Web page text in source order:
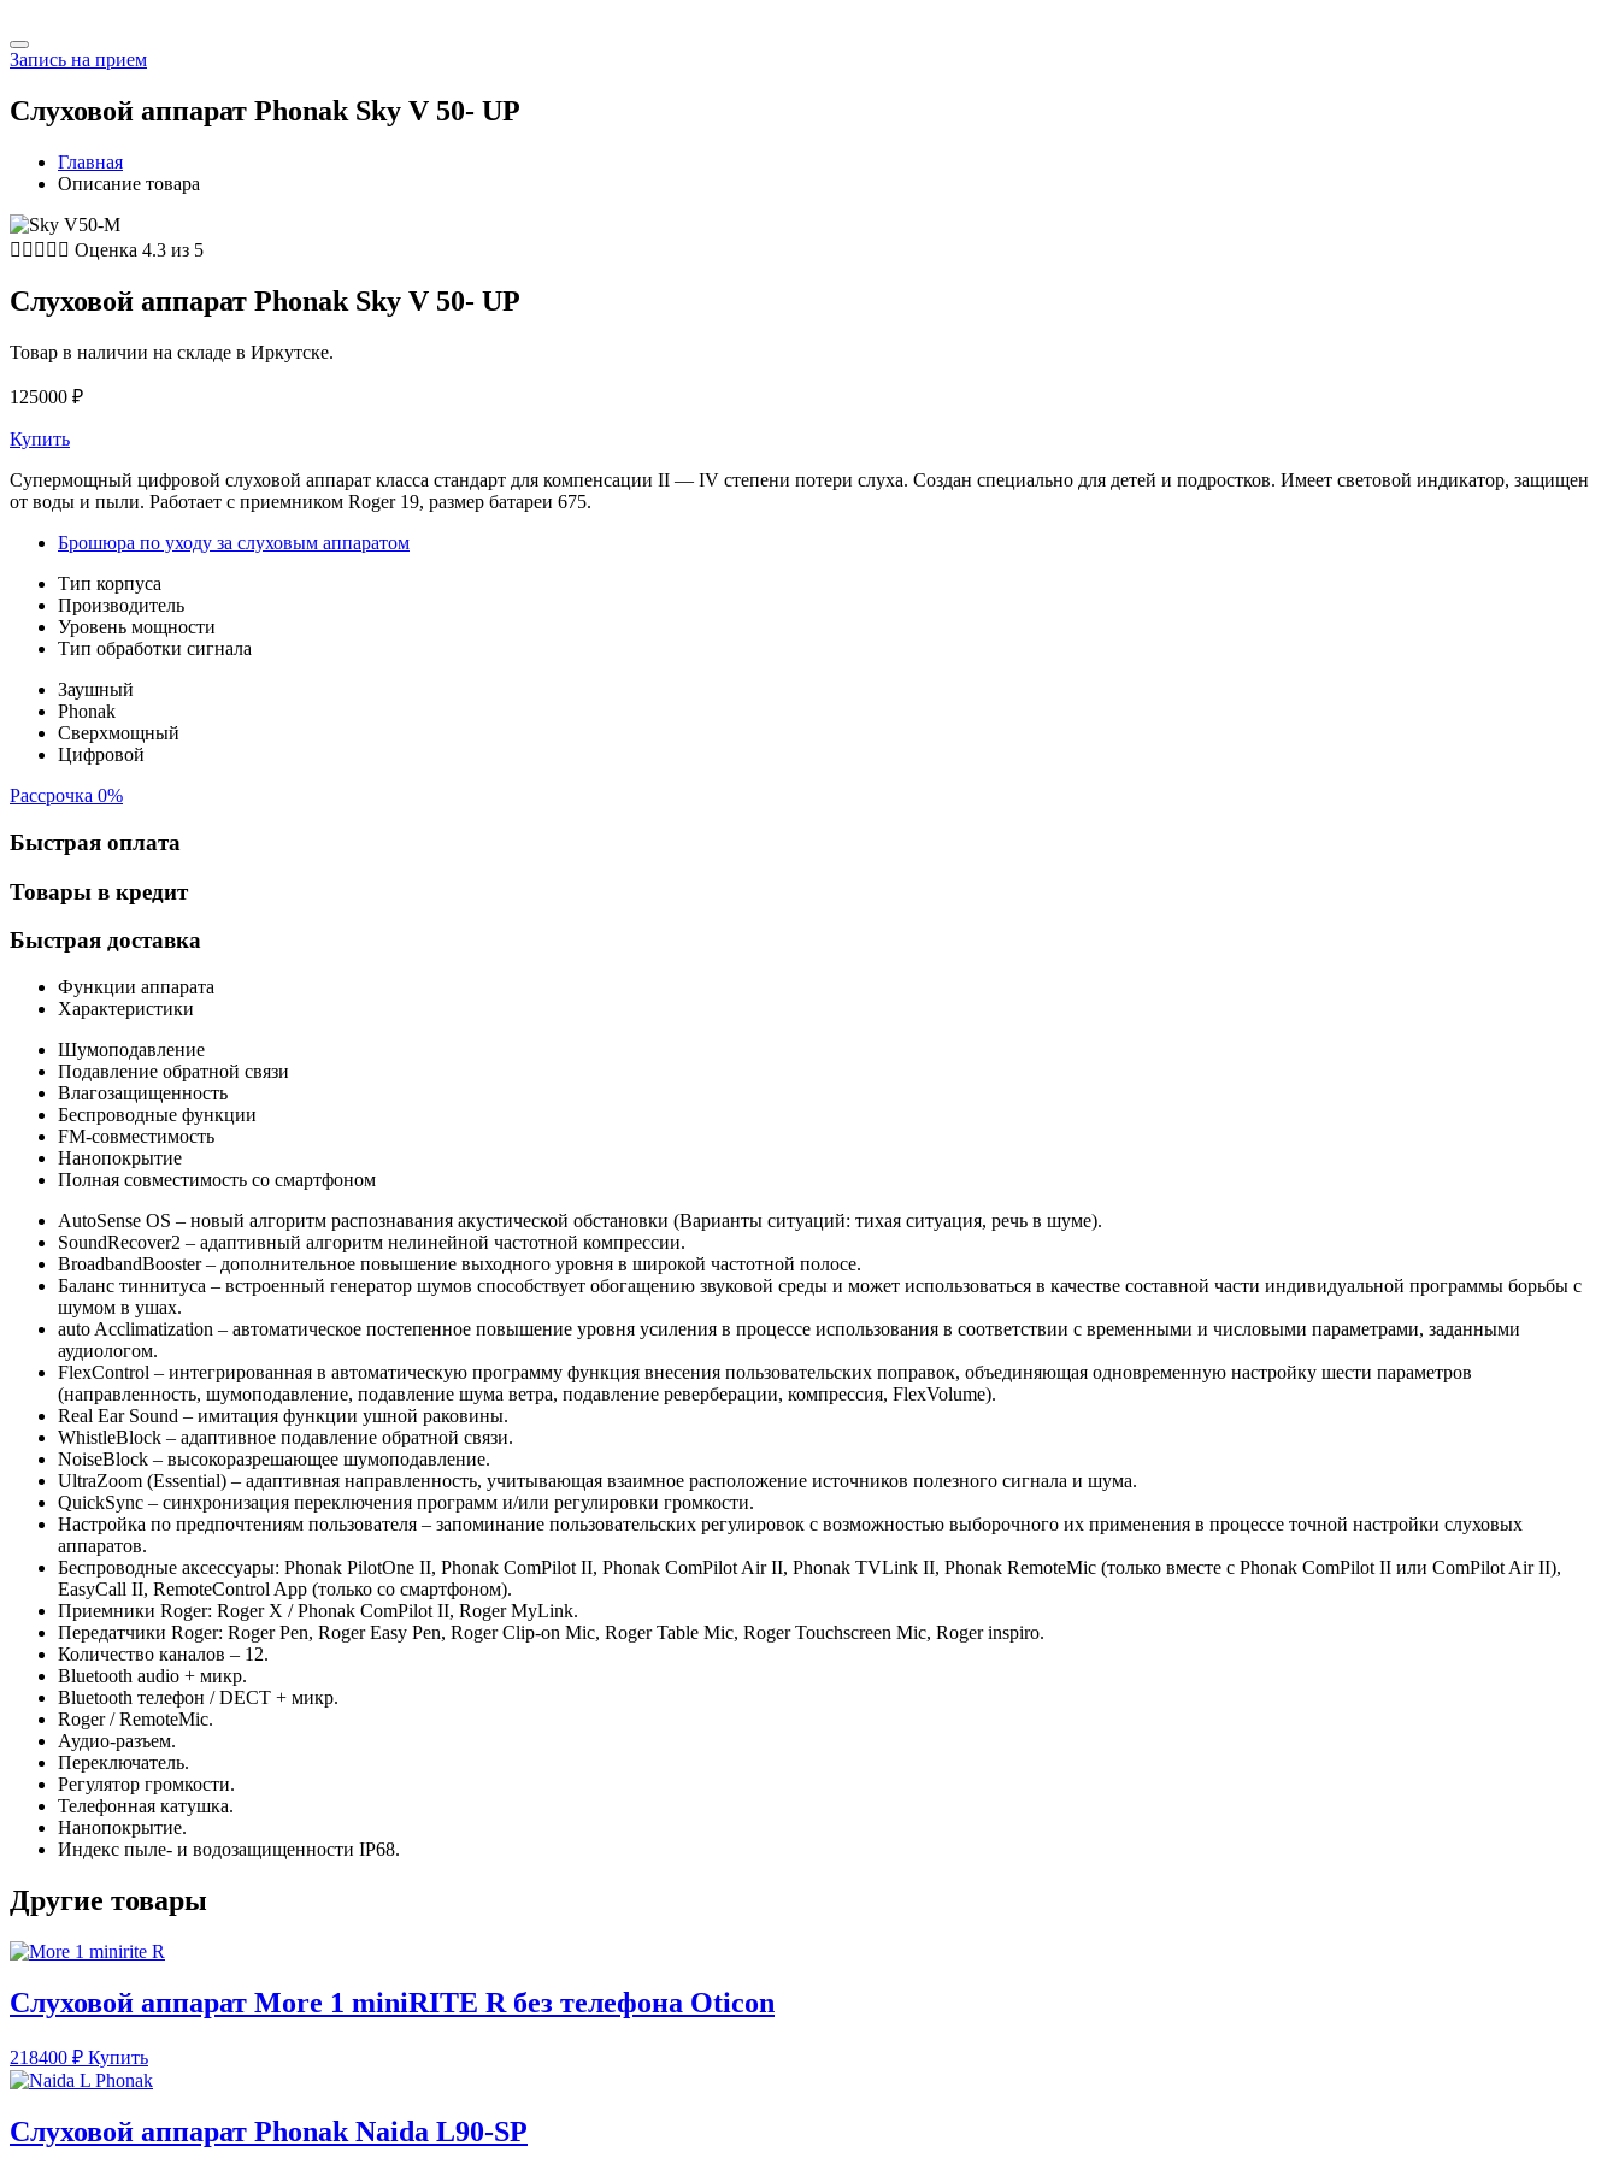
Запись на прием
Слуховой аппарат Phonak Sky V 50- UP
Главная
Описание товара
     Оценка 4.3 из 5
Слуховой аппарат Phonak Sky V 50- UP
Товар в наличии на складе в Иркутске.
125000 ₽
Купить
Супермощный цифровой слуховой аппарат класса стандарт для компенсации II — IV степени потери слуха. Создан специально для детей и подростков. Имеет световой индикатор, защищен
от воды и пыли. Работает с приемником Roger 19, размер батареи 675.
Брошюра по уходу за слуховым аппаратом
Тип корпуса
Производитель
Уровень мощности
Тип обработки сигнала
Заушный
Phonak
Сверхмощный
Цифровой
Рассрочка 0%
Быстрая оплата
Товары в кредит
Быстрая доставка
Функции аппарата
Характеристики
Шумоподавление
Подавление обратной связи
Влагозащищенность
Беспроводные функции
FM-совместимость
Нанопокрытие
Полная совместимость со смартфоном
AutoSense OS – новый алгоритм распознавания акустической обстановки (Варианты ситуаций: тихая ситуация, речь в шуме).
SoundRecover2 – адаптивный алгоритм нелинейной частотной компрессии.
BroadbandBooster – дополнительное повышение выходного уровня в широкой частотной полосе.
Баланс тиннитуса – встроенный генератор шумов способствует обогащению звуковой среды и может использоваться в качестве составной части индивидуальной программы борьбы с
шумом в ушах.
auto Acclimatization – автоматическое постепенное повышение уровня усиления в процессе использования в соответствии с временными и числовыми параметрами, заданными
аудиологом.
FlexControl – интегрированная в автоматическую программу функция внесения пользовательских поправок, объединяющая одновременную настройку шести параметров
(направленность, шумоподавление, подавление шума ветра, подавление реверберации, компрессия, FlexVolume).
Real Ear Sound – имитация функции ушной раковины.
WhistleBlock – адаптивное подавление обратной связи.
NoiseBlock – высокоразрешающее шумоподавление.
UltraZoom (Essential) – адаптивная направленность, учитывающая взаимное расположение источников полезного сигнала и шума.
QuickSync – синхронизация переключения программ и/или регулировки громкости.
Настройка по предпочтениям пользователя – запоминание пользовательских регулировок с возможностью выборочного их применения в процессе точной настройки слуховых
аппаратов.
Беспроводные аксессуары: Phonak PilotOne II, Phonak ComPilot II, Phonak ComPilot Air II, Phonak TVLink II, Phonak RemoteMic (только вместе с Phonak ComPilot II или ComPilot Air II),
EasyCall II, RemoteControl App (только со смартфоном).
Приемники Roger: Roger X / Phonak ComPilot II, Roger MyLink.
Передатчики Roger: Roger Pen, Roger Easy Pen, Roger Clip-on Mic, Roger Table Mic, Roger Touchscreen Mic, Roger inspiro.
Количество каналов – 12.
Bluetooth audio + микр.
Bluetooth телефон / DECT + микр.
Roger / RemoteMic.
Аудио-разъем.
Переключатель.
Регулятор громкости.
Телефонная катушка.
Нанопокрытие.
Индекс пыле- и водозащищенности IP68.
Другие товары
Слуховой аппарат More 1 miniRITE R без телефона Oticon
218400 ₽ Купить
Слуховой аппарат Phonak Naida L90-SP